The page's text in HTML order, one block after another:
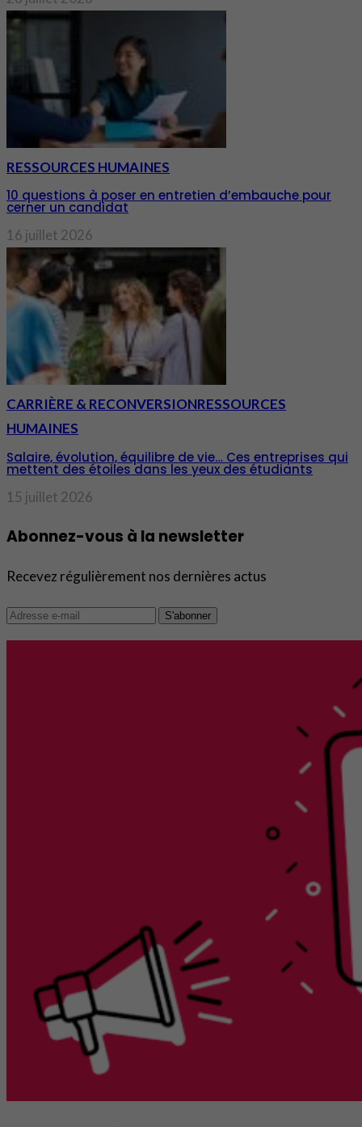
RESSOURCES HUMAINES
10 questions à poser en entretien d’embauche pour
cerner un candidat
16 juillet 2026
CARRIÈRE & RECONVERSIONRESSOURCES
HUMAINES
Salaire, évolution, équilibre de vie… Ces entreprises qui
mettent des étoiles dans les yeux des étudiants
15 juillet 2026
Abonnez-vous à la newsletter
Recevez régulièrement nos dernières actus
S'abonner